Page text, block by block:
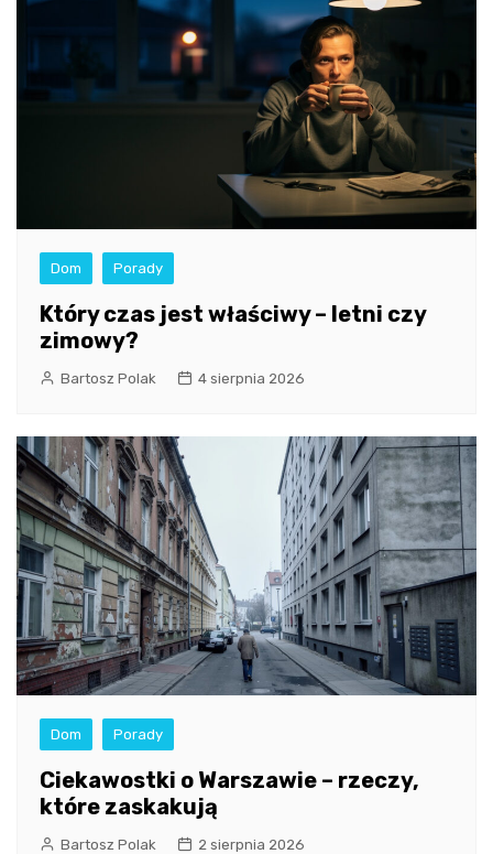
Dom Porady
Który czas jest właściwy – letni czy
zimowy?
Bartosz Polak 4 sierpnia 2026
Dom Porady
Ciekawostki o Warszawie – rzeczy,
które zaskakują
Bartosz Polak 2 sierpnia 2026